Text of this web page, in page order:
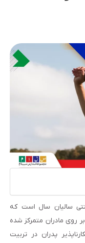
سالیان سال است که
روی مادران متمرکز شده
پدران در تربیت